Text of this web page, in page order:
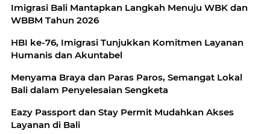
Imigrasi Bali Mantapkan Langkah Menuju WBK dan
WBBM Tahun 2026
HBI ke-76, Imigrasi Tunjukkan Komitmen Layanan
Humanis dan Akuntabel
Menyama Braya dan Paras Paros, Semangat Lokal
Bali dalam Penyelesaian Sengketa
Eazy Passport dan Stay Permit Mudahkan Akses
Layanan di Bali